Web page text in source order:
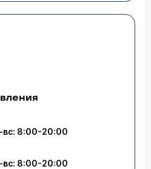
вс: 8:00-20:00
вс: 8:00-20:00